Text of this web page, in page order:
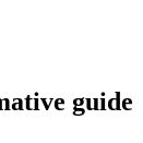
guide